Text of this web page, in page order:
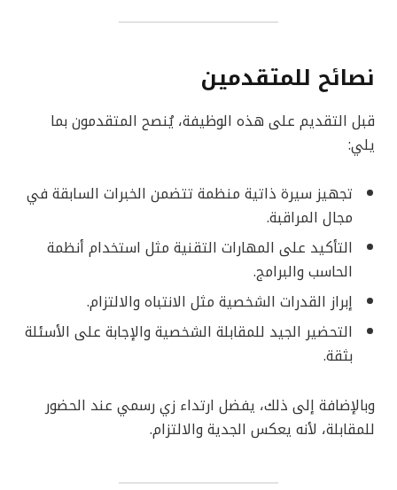
نصائح للمتقدمين
قبل التقديم على هذه الوظيفة، يُنصح المتقدمون بما
يلي:
تجهيز سيرة ذاتية منظمة تتضمن الخبرات السابقة في
مجال المراقبة.
التأكيد على المهارات التقنية مثل استخدام أنظمة
الحاسب والبرامج.
إبراز القدرات الشخصية مثل الانتباه والالتزام.
التحضير الجيد للمقابلة الشخصية والإجابة على الأسئلة
بثقة.
وبالإضافة إلى ذلك، يفضل ارتداء زي رسمي عند الحضور
للمقابلة، لأنه يعكس الجدية والالتزام.